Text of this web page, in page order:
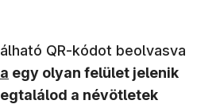
QR-kódot beolvasva
nyílik meg)
egy olyan felület jelenik
a névötletek